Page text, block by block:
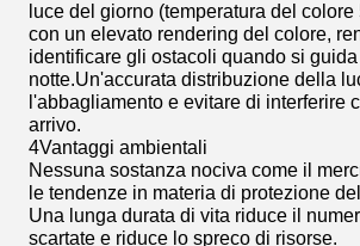
luce del giorno (temperatura del
con un elevato rendering del colore,
identificare gli ostacoli quando si guida
notte.Un'accurata distribuzione della
l'abbagliamento e evitare di interferire
arrivo.
4Vantaggi ambientali
Nessuna sostanza nociva come il
le tendenze in materia di protezione
Una lunga durata di vita riduce il
scartate e riduce lo spreco di risorse.